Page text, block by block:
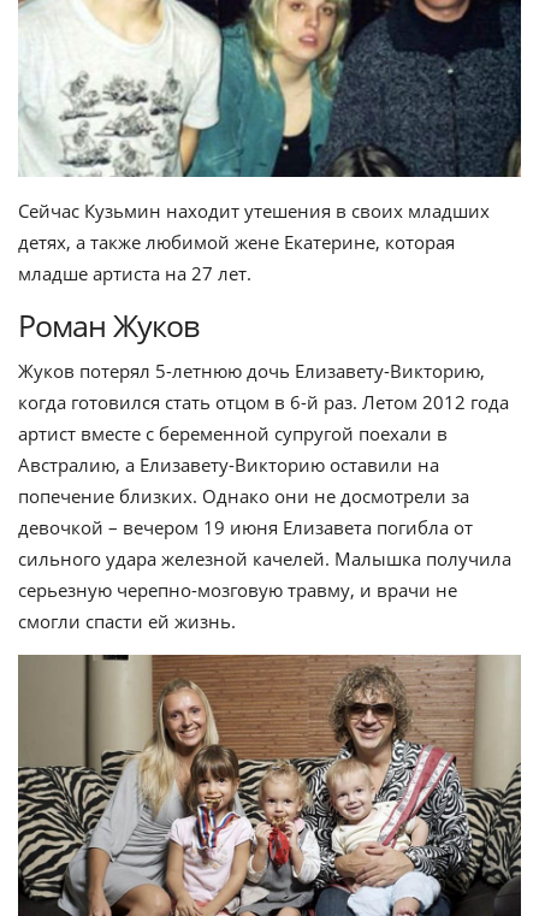
Сейчас Кузьмин находит утешения в своих младших
детях, а также любимой жене Екатерине, которая
младше артиста на 27 лет.
Роман Жуков
Жуков потерял 5-летнюю дочь Елизавету-Викторию,
когда готовился стать отцом в 6-й раз. Летом 2012 года
артист вместе с беременной супругой поехали в
Австралию, а Елизавету-Викторию оставили на
попечение близких. Однако они не досмотрели за
девочкой – вечером 19 июня Елизавета погибла от
сильного удара железной качелей. Малышка получила
серьезную черепно-мозговую травму, и врачи не
смогли спасти ей жизнь.